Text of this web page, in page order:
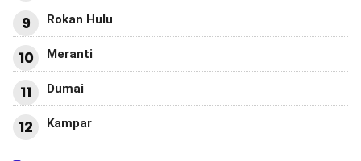
9 Rokan Hulu
10 Meranti
11 Dumai
12 Kampar